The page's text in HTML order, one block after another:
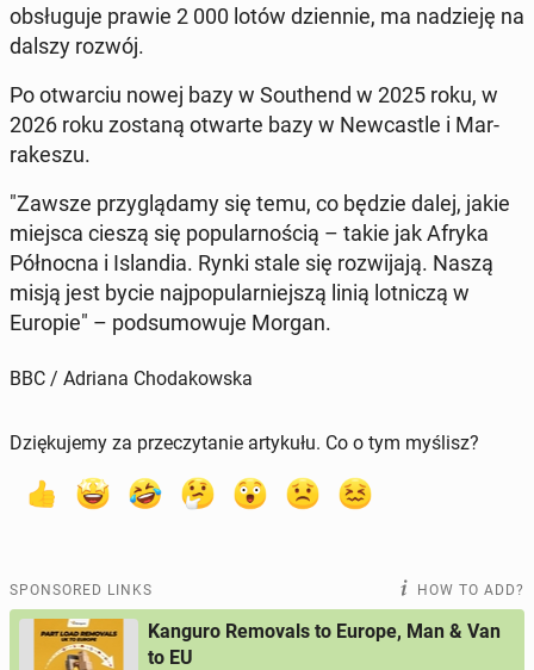
ob­sługu­je prawie 2 000 lotów dzi­en­nie, ma nadzieję na
dalszy rozwój.
Po ot­war­ciu nowej bazy w Southend w 2025 roku, w
2026 roku zostaną otwarte bazy w New­cas­tle i Mar­
rakeszu.
"Zawsze przyglą­damy się temu, co będzie dalej, jakie
miejsca cieszą się pop­u­larnoś­cią – takie jak Afryka
Północ­na i Is­landia. Rynki stale się rozwi­ja­ją. Naszą
misją jest bycie na­jpop­u­larniejszą linią lot­niczą w
Europie" – pod­sumowu­je Morgan.
BBC / Adriana Chodakowska
Dziękujemy za przeczytanie artykułu. Co o tym myślisz?
SPONSORED LINKS HOW TO ADD?
Kanguro Removals to Europe, Man & Van
to EU